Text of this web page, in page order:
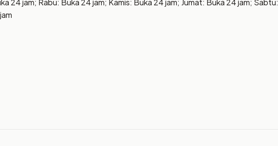
24 jam; Rabu: Buka 24 jam; Kamis: Buka 24 jam; Jumat: Buka 24 jam; Sabtu: